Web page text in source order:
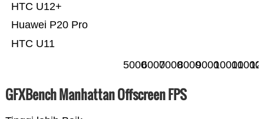
HTC U11
Huawei P20 Pro
HTC U12+
500060007000800090001000011000
GFXBench Manhattan Offscreen FPS